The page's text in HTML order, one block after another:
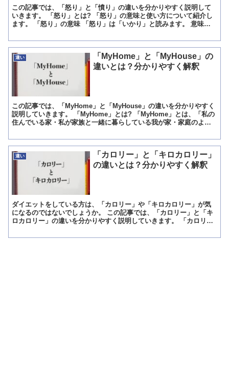
この記事では、「怒り」と「憤り」の違いを分かりやすく説明して
いきます。 「怒り」とは? 「怒り」の意味と使い方について紹介し
ます。 「怒り」の意味 「怒り」は「いかり」と読みます。 意味は
違い
「MyHome」と「MyHouse」の
違いとは？分かりやすく解釈
この記事では、「MyHome」と「MyHouse」の違いを分かりやすく
説明していきます。 「MyHome」とは? 「MyHome」とは、「私の
住んでいる家・私が家族と一緒に暮らしている我が家・家庭のよう
違い
「カロリー」と「キロカロリー」
の違いとは？分かりやすく解釈
ダイエットをしている方は、「カロリー」や「キロカロリー」が気
になるのではないでしょうか。 この記事では、「カロリー」と「キ
ロカロリー」の違いを分かりやすく説明していきます。 「カロリ